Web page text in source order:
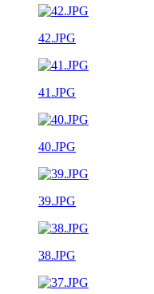
42.JPG
41.JPG
40.JPG
39.JPG
38.JPG